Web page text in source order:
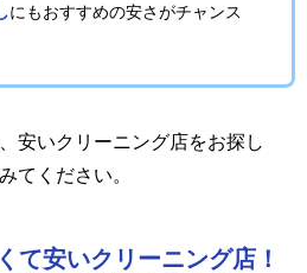
にもおすすめの安さがチャンス
安いクリーニング店をお探し
てください。
て安いクリーニング店！